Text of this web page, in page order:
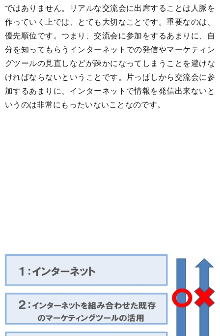
ではありません。リアルな交流会に出席することは人脈を
作っていく上では、とても大切なことです。重要なのは、
優先順位です。つまり、交流会に参加をするあまりに、自
分を知ってもらうインターネットでの発信やマーケティン
グツールの見直しなどが疎かになってしまうことを避けな
ければならないということです。片っぱしから交流会に参
加するあまりに、インターネットで情報を発信出来ないと
いうのは非常にもったいないことなのです。